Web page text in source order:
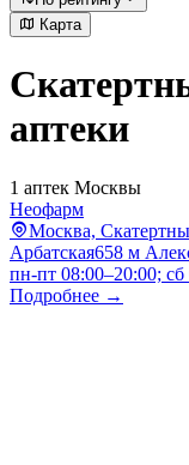
Карта
аптеки
1 аптек Москвы
Неофарм
Москва,
Арбатская658 м
пн-пт 08:00–20:00;
Подробнее →